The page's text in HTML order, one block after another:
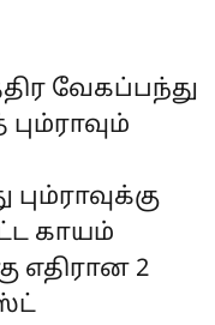
வேகப்பந்து
காயம்
2